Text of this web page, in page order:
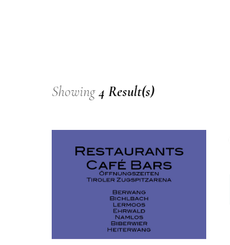
Showing4 Result(s)